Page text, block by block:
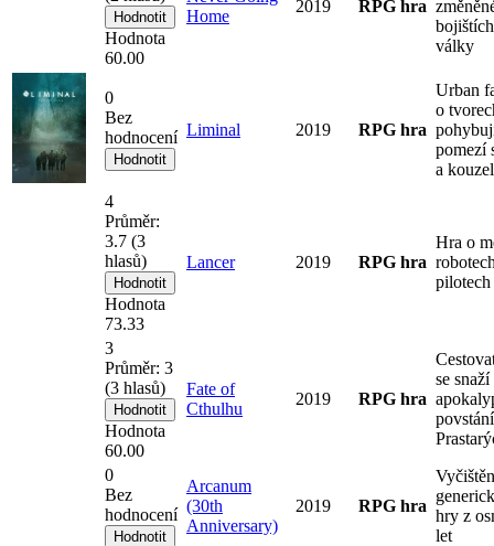
Hodnota
60.00
Home
2019 RPG hra
války
0
Bez
hodnocení Liminal 2019 RPG hra
Urban
o
pomezí
a
4
Průměr:
3.7 (3
hlasů)
Hodnota
73.33
Lancer 2019 RPG hra
Hra o
pilotech
3
Průměr: 3
(3 hlasů)
Hodnota
60.00
Fate of
Cthulhu
2019 RPG hra
se
povstání
0
Bez
hodnocení
Arcanum
(30th
Anniversary)
2019 RPG hra
hry z
let